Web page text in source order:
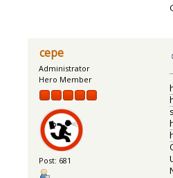
cepe
Administrator
Hero Member
Post: 681